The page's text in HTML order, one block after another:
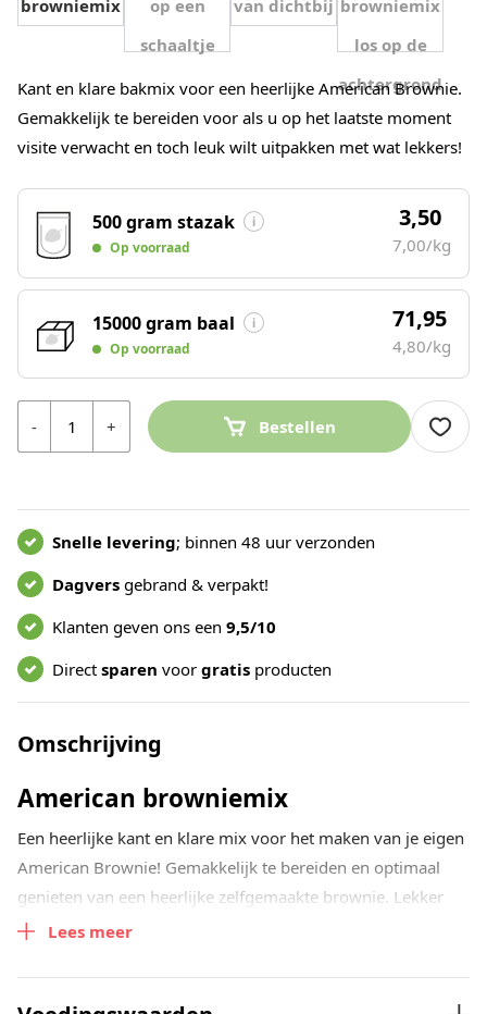
500 gram stazak
Op voorraad
3,50
7,00/kg
15000 gram baal
Op voorraad
71,95
4,80/kg
- + Bestellen
Kant en klare bakmix voor een heerlijke American Brownie.
Gemakkelijk te bereiden voor als u op het laatste moment
visite verwacht en toch leuk wilt uitpakken met wat lekkers!
Snelle levering; binnen 48 uur verzonden
Dagvers gebrand & verpakt!
Klanten geven ons een 9,5/10
Direct sparen voor gratis producten
Omschrijving
American browniemix
Een heerlijke kant en klare mix voor het maken van je eigen
American Brownie! Gemakkelijk te bereiden en optimaal
genieten van een heerlijke zelfgemaakte brownie. Lekker
om van te genieten met vrienden of familie of natuurlijk
Recept voor een bakvorm 20x15cm of 18x18cm
Lees meer